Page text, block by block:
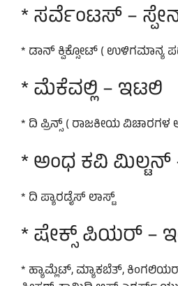
* ಸರ್ವೆಂಟಸ್ –
* ಡಾನ್ ಕ್ವಿಕ್ಸೋಟ್ ( ಉಳಿಗಮಾನ್ಯ
* ಮೆಕೆವಲ್ಲಿ – ಇಟಲಿ
* ದಿ ಪ್ರಿನ್ಸ್ ( ರಾಜಕೀಯ ವಿಚಾರಗಳ
* ಅಂಧ ಕವಿ ಮಿಲ್ಟನ್
* ದಿ ಪ್ಯಾರಡೈಸ್ ಲಾಸ್ಟ್
* ಷೇಕ್ಸ್ ಪಿಯರ್ –
* ಹ್ಯಾಮ್ಲೆಟ್, ಮ್ಯಾಕಬೆತ್,